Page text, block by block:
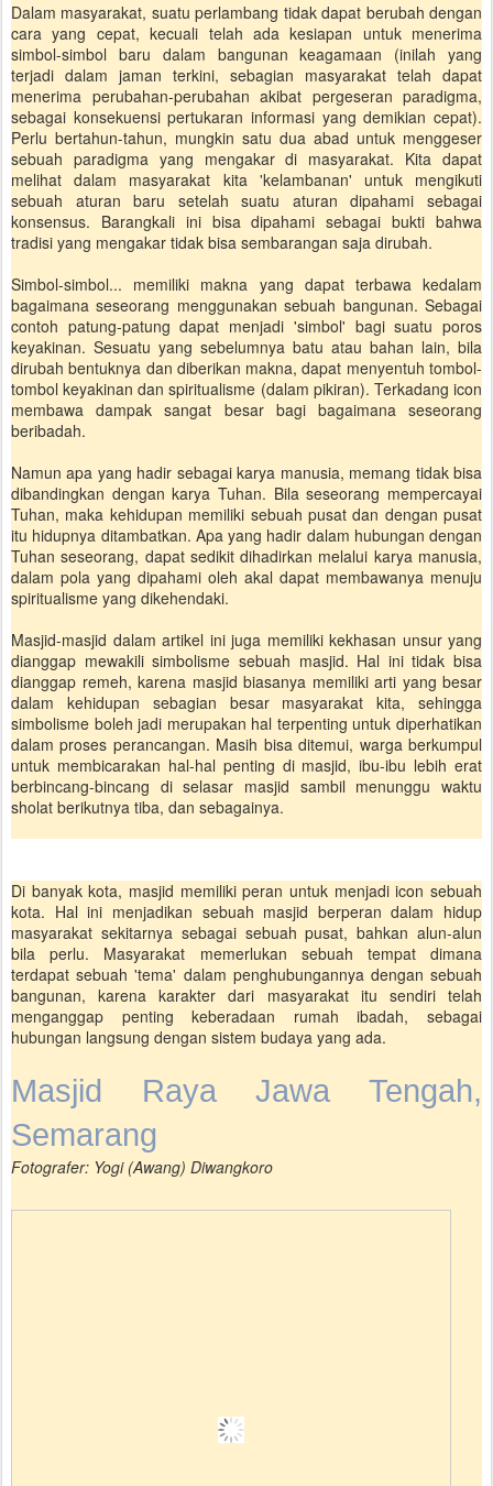
Dalam masyarakat, suatu perlambang tidak dapat berubah dengan
cara yang cepat, kecuali telah ada kesiapan untuk menerima
simbol-simbol baru dalam bangunan keagamaan (inilah yang
terjadi dalam jaman terkini, sebagian masyarakat telah dapat
menerima perubahan-perubahan akibat pergeseran paradigma,
sebagai konsekuensi pertukaran informasi yang demikian cepat).
Perlu bertahun-tahun, mungkin satu dua abad untuk menggeser
sebuah paradigma yang mengakar di masyarakat. Kita dapat
melihat dalam masyarakat kita 'kelambanan' untuk mengikuti
sebuah aturan baru setelah suatu aturan dipahami sebagai
konsensus. Barangkali ini bisa dipahami sebagai bukti bahwa
tradisi yang mengakar tidak bisa sembarangan saja dirubah.
Simbol-simbol... memiliki makna yang dapat terbawa kedalam
bagaimana seseorang menggunakan sebuah bangunan. Sebagai
contoh patung-patung dapat menjadi 'simbol' bagi suatu poros
keyakinan. Sesuatu yang sebelumnya batu atau bahan lain, bila
dirubah bentuknya dan diberikan makna, dapat menyentuh tombol-
tombol keyakinan dan spiritualisme (dalam pikiran). Terkadang icon
membawa dampak sangat besar bagi bagaimana seseorang
beribadah.
Namun apa yang hadir sebagai karya manusia, memang tidak bisa
dibandingkan dengan karya Tuhan. Bila seseorang mempercayai
Tuhan, maka kehidupan memiliki sebuah pusat dan dengan pusat
itu hidupnya ditambatkan. Apa yang hadir dalam hubungan dengan
Tuhan seseorang, dapat sedikit dihadirkan melalui karya manusia,
dalam pola yang dipahami oleh akal dapat membawanya menuju
spiritualisme yang dikehendaki.
Masjid-masjid dalam artikel ini juga memiliki kekhasan unsur yang
dianggap mewakili simbolisme sebuah masjid. Hal ini tidak bisa
dianggap remeh, karena masjid biasanya memiliki arti yang besar
dalam kehidupan sebagian besar masyarakat kita, sehingga
simbolisme boleh jadi merupakan hal terpenting untuk diperhatikan
dalam proses perancangan. Masih bisa ditemui, warga berkumpul
untuk membicarakan hal-hal penting di masjid, ibu-ibu lebih erat
berbincang-bincang di selasar masjid sambil menunggu waktu
sholat berikutnya tiba, dan sebagainya.
Di banyak kota, masjid memiliki peran untuk menjadi icon sebuah
kota. Hal ini menjadikan sebuah masjid berperan dalam hidup
masyarakat sekitarnya sebagai sebuah pusat, bahkan alun-alun
bila perlu. Masyarakat memerlukan sebuah tempat dimana
terdapat sebuah 'tema' dalam penghubungannya dengan sebuah
bangunan, karena karakter dari masyarakat itu sendiri telah
menganggap penting keberadaan rumah ibadah, sebagai
hubungan langsung dengan sistem budaya yang ada.
Masjid Raya Jawa Tengah,
Semarang
Fotografer: Yogi (Awang) Diwangkoro